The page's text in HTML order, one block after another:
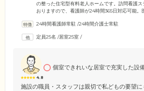
の整った住宅型有料老人ホームです。訪問看護
おりますので、看護師が24時間365日対応可能。
養・点滴・人工透析・たん吸引などの医療的ケア
アにも対応。ご入居者様お一人おひとりの心身の
24時間看護師常駐 /24時間介護士常駐
定員25名 /居室25室 /
4.8
個室できれいな居室で充実した設
施設の職員・スタッフは親切で私どもの要望に